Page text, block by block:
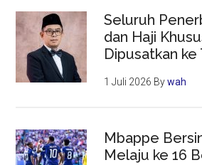
Seluruh
dan Haji
Dipusatkan ke
1 Juli 2026 Bywah
Mbappe
Melaju ke 16